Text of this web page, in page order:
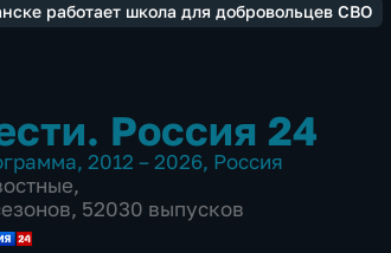
работает школа для добровольцев СВО
Россия 24
, 2012 – 2026, Россия
,
52030 выпусков